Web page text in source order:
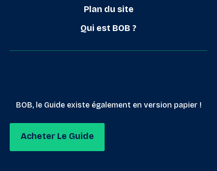
Plan du site
Qui est BOB ?
BOB, le Guide existe également en version papier !
Acheter Le Guide